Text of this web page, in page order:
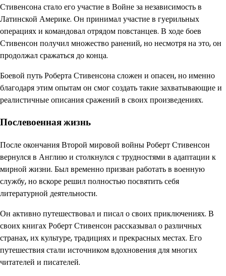
Стивенсона стало его участие в Войне за независимость в
Латинской Америке. Он принимал участие в гуерильных
операциях и командовал отрядом повстанцев. В ходе боев
Стивенсон получил множество ранений, но несмотря на это, он
продолжал сражаться до конца.
Боевой путь Роберта Стивенсона сложен и опасен, но именно
благодаря этим опытам он смог создать такие захватывающие и
реалистичные описания сражений в своих произведениях.
Послевоенная жизнь
После окончания Второй мировой войны Роберт Стивенсон
вернулся в Англию и столкнулся с трудностями в адаптации к
мирной жизни. Был временно призван работать в военную
службу, но вскоре решил полностью посвятить себя
литературной деятельности.
Он активно путешествовал и писал о своих приключениях. В
своих книгах Роберт Стивенсон рассказывал о различных
странах, их культуре, традициях и прекрасных местах. Его
путешествия стали источником вдохновения для многих
читателей и писателей.